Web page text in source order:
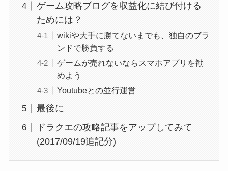
ゲーム攻略ブログを収益化に結び付ける
ためには？
wikiや大手に勝てないまでも、独自のブラ
ンドで勝負する
ゲームが売れないならスマホアプリを勧
めよう
Youtubeとの並行運営
最後に
ドラクエの攻略記事をアップしてみて
(2017/09/19追記分)